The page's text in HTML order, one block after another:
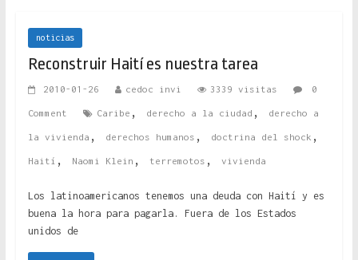
noticias
Reconstruir Haití es nuestra tarea
2010-01-26 cedoc invi 3339 visitas 0
Comment Caribe , derecho a la ciudad , derecho a
la vivienda , derechos humanos , doctrina del shock ,
Haití , Naomi Klein , terremotos , vivienda
Los latinoamericanos tenemos una deuda con Haití y es
buena la hora para pagarla. Fuera de los Estados
unidos de